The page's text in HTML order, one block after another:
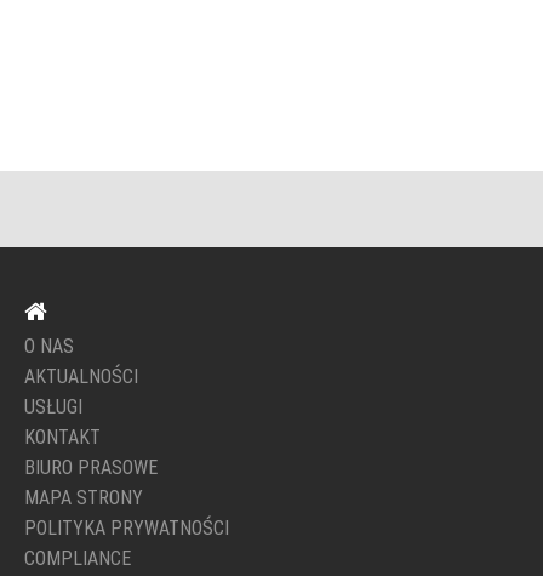
O NAS
AKTUALNOŚCI
USŁUGI
KONTAKT
BIURO PRASOWE
MAPA STRONY
POLITYKA PRYWATNOŚCI
COMPLIANCE